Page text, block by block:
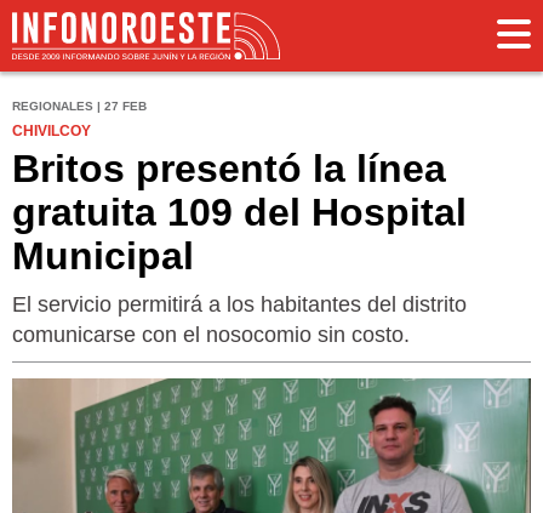
REGIONALES | 27 FEB
CHIVILCOY
Britos presentó la línea
gratuita 109 del Hospital
Municipal
El servicio permitirá a los habitantes del distrito
comunicarse con el nosocomio sin costo.